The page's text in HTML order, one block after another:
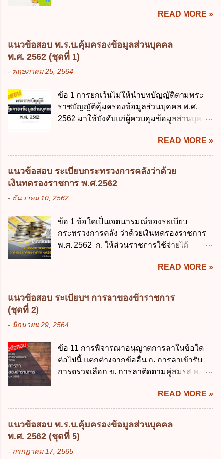
เครือข่ายดิจิทัล ง. เพิ่มประสิทธิภาคในการใช้
จ่ายงบประมาณให้เกิดความคุ้มค่าและเป็นไป
ตามเป้าหมาย ข้อ 3 ข้อใดกล่าวได้ถูกต้องที่สุด
เกี่ยวกับ "แผนพัฒนารัฐบาลดิจิทัล" ก. เป็นธร
รับผิดชอบในการบริหารจัดการข้อมูลของ
หน่วยงานของรัฐ ง. กำหนดกรอบและทิศทาง
การบริหารงานภาครัฐและการจัดทำบริการ
สาธารณะในรูปแบบดิจิทัล ข้อ 4 กรรมการ
พัฒนารัฐบาลดิจิทัลโดยตำแหน่ง ม...
เรื่อง หลักเกณฑ์และวิธีการปฏิบัติสำหรับผู้ที่
มิใช่ผู้ปกครองซึ่งมีเด็กที่มีอายุในเกณฑ์การ
ศึกษาภาคบังคับอาศัยอยู่" ออกตามความใน
พระราชบัญญัติการศึกษาภาคบังคับ พ.ศ.
2545 ซึ่งเป็นกฎหมายที่มีโทษทางอาญา โดย
มีสาระสำคัญดังนี้ 1. คำว่า "เด็ก" หมายถึง เด็ก
เว้นแต่เด็กที่สอบได้ชั้นปีที่ 9 ของการศึกษา
ภาคบังคับแล้ว 2. ผู้ปกครอง คือ 2.1 บิดา
มารดา 2.2 บิดาหรือมารดา ซึ่งเป็นผู้ใช้
กฎหมายแพ่งและพาณิชย์ 2.4 บุคคลที่เด็ก
อยู่ด้วยเป็นประจำหรือที่เด็กอยู่รับใช้การงาน
3. ผู้ปกครองดังกล่าว มีหน้าที่ ส่งเด็กเข้าเรียน
ในสถานศึกษาในวันแรกของการเปิดเรียนภาค
การเปิดเรียนภาคต้น ถ้าสถานศึกษายังมิไ...
READ MORE »
แนวข้อสอบ พ.ร.บ.คุ้มครองข้อมูลส่วนบุคคล
พ.ศ. 2562 (ชุดที่ 1)
- พฤษภาคม 25, 2564
ข้อ 1 การยกเว้นไม่ให้นำบทบัญญัติตามพระ
ราชบัญญัติคุ้มครองข้อมูลส่วนบุคคล พ.ศ.
2562 มาใช้บังคับแก่ผู้ควบคุมข้อมูลส่วนบุคคล
ข. พระราชกำหนด ค. พระราชกฤษฎีกา ง. กฎ
กระทรวง ข้อ 2 กฎหมายตามข้อ 1 กำหนด
หน่วยงานและกิจการใดที่ผู้ควบคุมข้อมูลส่วน
รัฐทุกแห่ง ข. กิจการด้านการศึกษา ค. กิจการ
ข้อ 3 โดยหลัก ทั่วไป พระราชบัญญัติคุ้มครอง
ข้อมูลส่วนบุคคล พ.ศ. 2562 ใช้บังคับตั้งแต่วัน
ใด ก. 26 พฤษภาคม 2562 ข. 27 พฤษภาคม
พฤษภาคม 2562 ข้อ 4 "บุคคลหรือนิติบุคคล
ซึ่งมีอำนาจหน้าที่ตัดสินใจเกี่ยวกับการเก็บ
รวบรวม ใช้ หรือเปิดเผยข้อมูลส่วนบุคคล" คือ
มีอำนาจแต่งตั้งพนักงานเจ้าหน้าที่ตามพระ
ราชบัญญัติคุ้มครองข้อมูลส่วนบุคคล พ.ศ.
2562 ก. นายกรัฐมนตรี ข. รัฐมนตรีว่าการ
READ MORE »
แนวข้อสอบ ระเบียบกระทรวงการคลังว่าด้วย
เงินทดรองราชการ พ.ศ.2562
- ธันวาคม 10, 2562
ข้อ 1 ข้อใดเป็นเจตนารมณ์ของระเบียบ
กระทรวงการคลัง ว่าด้วยเงินทดรองราชการ
พ.ศ. 2562 ก. ให้ส่วนราชการใช้จ่ายได้
ส่วนราชการมีเงินทดรองราชการเพื่อรองจ่าย
ตามข้อผูกพันในการกู้เงินจากต่างประเทศ ค.
รองรับการปฏิบัติงานด้านการเงินการคลังตาม
สามารถรอการเบิกเงินจากงบประมาณได้ ข้อ
ราชการ พ.ศ. 2562 ออกโดยอาศัยกฎหมาย
แม่บทใด ก. พระราชบัญญัติวิธีการงบ
ประมาณ พ.ศ. 2561 ข. พระราชบัญญัติวินัย
บัญญัติเงินคงคลัง พ.ศ. 2491 ง. ระเบียบ
กระทรวงการคลัง ว่าด้วยการเบิกเงินจากคลัง
การรับเงิน การจ่ายเงิน การเก็บรักษาเงิน และ
การนำเงินส่งคลัง พ.ศ. 2562 ข้อ 3 ส่วน
READ MORE »
แนวข้อสอบ ระเบียบฯ การลาของข้าราชการ
(ชุดที่ 2)
- มิถุนายน 29, 2564
ข้อ 11 การพิจารณาอนุญาตการลาในข้อใด
ต่อไปนี้ แตกต่างจากข้ออื่น ก. การลาเข้ารับ
การตรวจเลือก ข. การลาติดตามคู่สมรส ค.
ปฏิบัติการวิจัย หรือดูงาน ข้อ 12 ข้อใด ไม่ ถูก
ต้องเกี่ยวกับการลาไปช่วยเหลือภริยาที่คลอด
บุตร ก. ต้องเป็นภริยาโดยชอบด้วยกฎหมาย ข.
ลาได้เพียงครั้งเดียว ค. ต้องลาภายใน 90 วัน
นับแต่วันที่คลอดบุตร ง. ลาได้ครั้งหนึ่งติดต่อ
กันไม่เกิน 15 วันทำการ ข้อ 13 สิทธิลากิจส่วน
READ MORE »
แนวข้อสอบ พ.ร.บ.คุ้มครองข้อมูลส่วนบุคคล
พ.ศ. 2562 (ชุดที่ 5)
- กรกฎาคม 17, 2565